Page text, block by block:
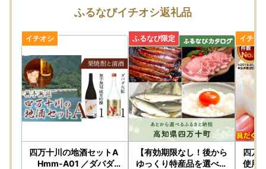
https://furusato-madoguchi.jp/service/koc
上記URLにてワンストップ特例申請書をダウンロードする
ことができます。
基本的に決済完了の翌日正午以降でダウンロードすること
が可能です。
ただし、土日祝日の決済完了の場合は翌平日正午以降とな
ります。
ワンストップ特例申請書の提出期限は、寄附をされた翌年
の1月10日必着となりますのでご注意ください。
ふるなびイチオシ返礼品
四万十川の地酒セットA
Hmm-A01 ／ダバダ
【有効期限なし！後から
ゆっくり特産品を選べる
四万
使用